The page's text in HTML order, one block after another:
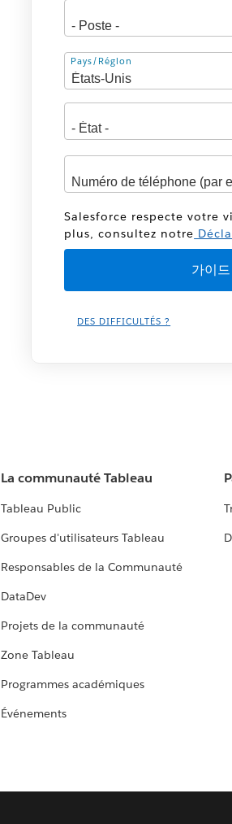
Adresse
Pays/Région
Salesforce respecte votre
plus, consultez notre
DES DIFFICULTÉS ?
La communauté Tableau
Tableau Public
Groupes d'utilisateurs Tableau
Responsables de la Communauté
DataDev
Projets de la communauté
Zone Tableau
Programmes académiques
Événements